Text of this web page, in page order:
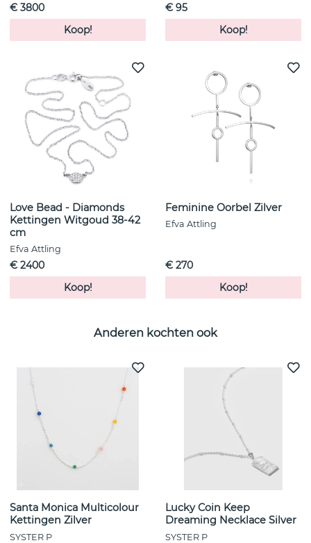
€ 3800
Koop!
€ 95
Koop!
Love Bead - Diamonds
Kettingen Witgoud 38-42
cm
Efva Attling
€ 2400
Koop!
Feminine Oorbel Zilver
Efva Attling
€ 270
Koop!
Anderen kochten ook
Santa Monica Multicolour
Kettingen Zilver
SYSTER P
Lucky Coin Keep
Dreaming Necklace Silver
SYSTER P